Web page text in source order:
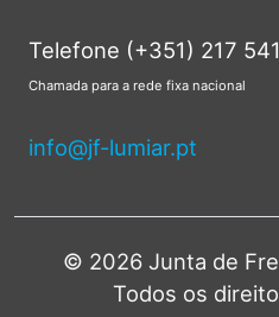
Telefone (+351) 217
Chamada para a rede fixa nacional
info@jf-lumiar.pt
© 2026 Junta de
Todos os